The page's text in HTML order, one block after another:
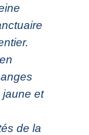
jaune et
de la